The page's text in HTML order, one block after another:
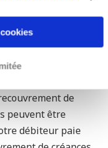
la plus adaptée
de
peuvent être
débiteur paie